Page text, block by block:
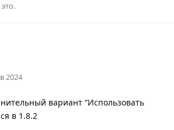
2024
вариант “Использовать
в 1.8.2